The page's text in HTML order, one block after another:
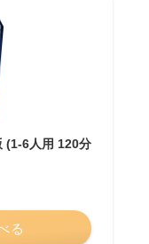
(1-6人用 120分
る